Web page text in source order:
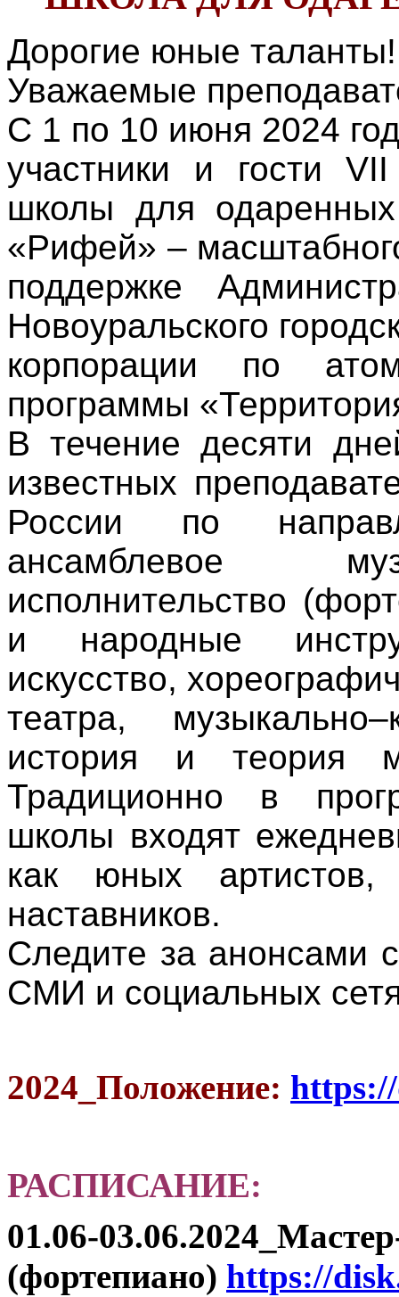
Дорогие юные таланты!
Уважаемые
С 1 по 10 июня 2024
участники и гости
школы для
«Рифей» –
поддержке
Новоуральского
корпорации по
программы
В течение десяти
известных
России по
ансамблевое
исполнительство
и народные
искусство,
театра,
история и теория
Традиционно в
школы входят
как юных
наставников.
Следите за анонсами
СМИ и социальных
2024_Положение:
РАСПИСАНИЕ:
01.06-
(фортепиано) https://